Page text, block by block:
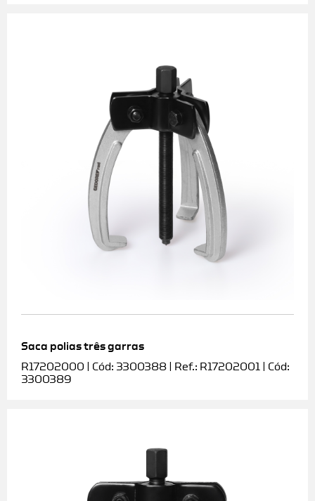
Saca polias três garras
R17202000 | Cód: 3300388 | Ref.: R17202001 | Cód:
3300389